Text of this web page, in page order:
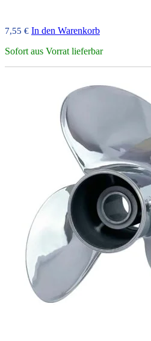
7,55 € In den Warenkorb
Sofort aus Vorrat lieferbar